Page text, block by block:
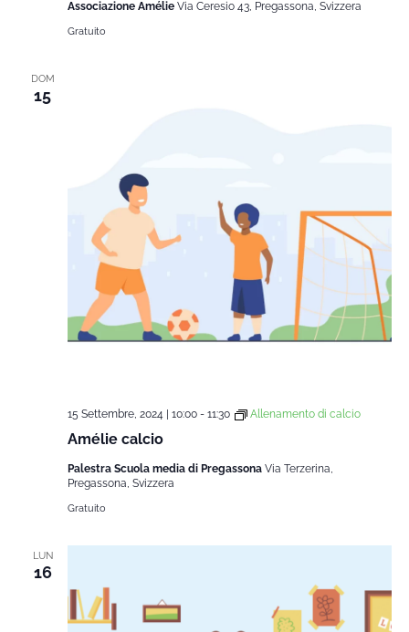
Associazione Amélie Via Ceresio 43, Pregassona, Svizzera
Gratuito
DOM
15
Amélie calcio
15 Settembre, 2024 | 10:00- 11:30 Allenamento di calcio
Palestra Scuola media di Pregassona Via Terzerina,
Pregassona, Svizzera
Gratuito
LUN
16